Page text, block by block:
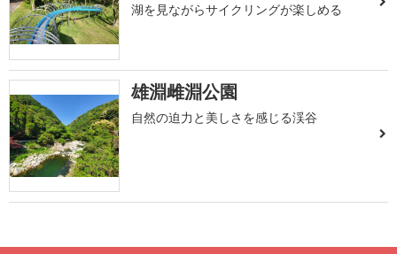
湖を見ながらサイクリングが楽しめる
雄淵雌淵公園
自然の迫力と美しさを感じる渓谷